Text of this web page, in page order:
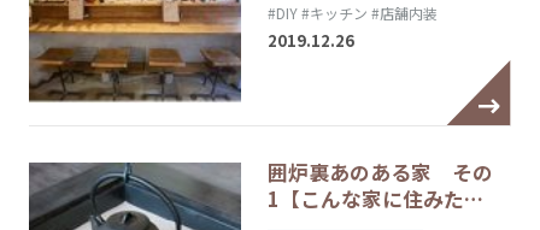
#DIY#キッチン #店舗内装
2019.12.26
囲炉裏あのある家 その
1【こんな家に住みた…